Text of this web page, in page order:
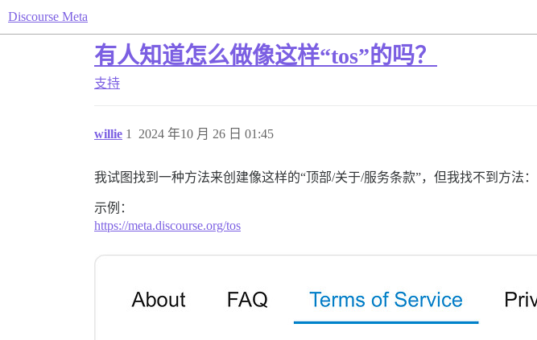
Discourse Meta
有人知道怎么做像这样“tos”的吗？
支持
willie 2024 年10 月 26 日 01:45
1
我试图找到一种方法来创建像这样的“顶部/关于/服务条款”，但我找不到方法：
示例：
https://meta.discourse.org/tos